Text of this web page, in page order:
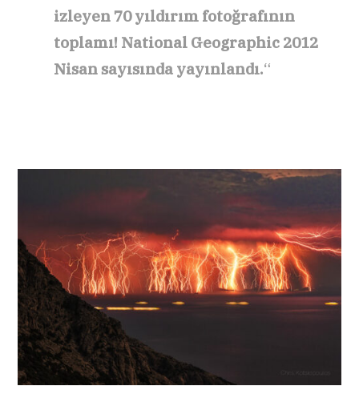
izleyen 70 yıldırım fotoğrafının
toplamı! National Geographic 2012
Nisan sayısında yayınlandı.“